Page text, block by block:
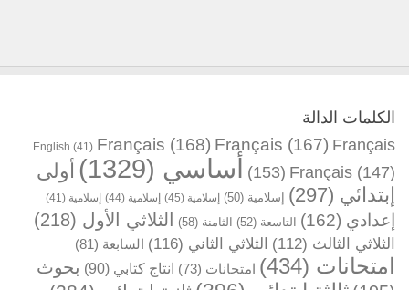
الكلمات الدالة
English (41) Français (168) Français (167) Français
(153) Français (147) أساسي (1329)
أولى
إبتدائي (297) إسلامية (50) إسلامية (45) إسلامية (44) إسلامية (41)
إعدادي (162) التاسعة (52) الثامنة (58) الثلاثي الأول (218)
الثلاثي الثالث (112) الثلاثي الثاني (116) السابعة (81)
امتحانات (434) امتحانات (73) انتاج كتابي (90)
بحوث